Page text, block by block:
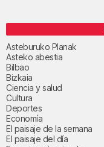
Asteburuko Planak
Asteko abestia
Bilbao
Bizkaia
Ciencia y salud
Cultura
Deportes
Economía
El paisaje de la semana
El paisaje del día